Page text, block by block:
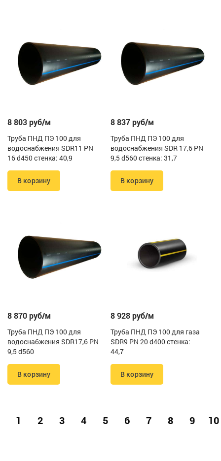
8 803 руб/м
Труба ПНД ПЭ 100 для
водоснабжения SDR11 PN
16 d450 стенка: 40,9
В корзину
8 837 руб/м
Труба ПНД ПЭ 100 для
водоснабжения SDR 17,6 PN
9,5 d560 стенка: 31,7
В корзину
8 870 руб/м
Труба ПНД ПЭ 100 для
водоснабжения SDR17,6 PN
9,5 d560
В корзину
8 928 руб/м
Труба ПНД ПЭ 100 для газа
SDR9 PN 20 d400 стенка:
44,7
В корзину
1 2 3 4 5 6 7 8 9 10